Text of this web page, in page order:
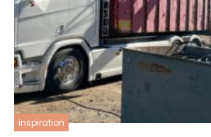
inspiration